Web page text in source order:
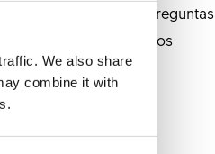
We also share
combine it with
retirada y nuestras preguntas
eficiente en los casos
implicados.